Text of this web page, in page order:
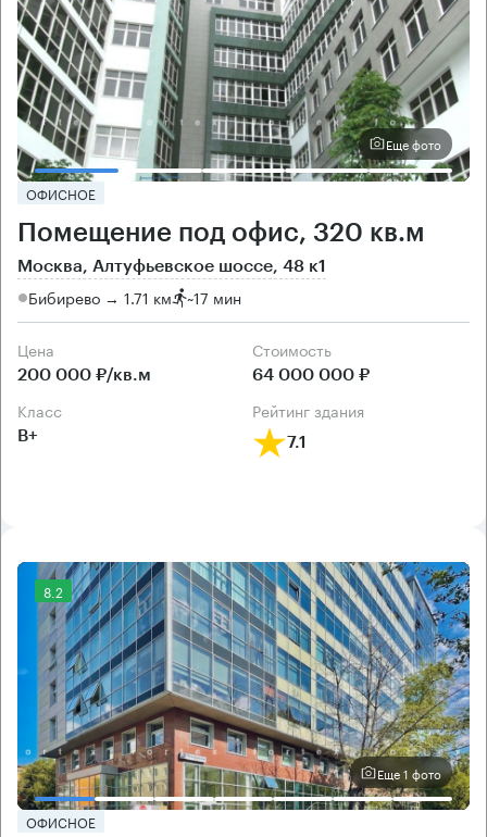
Еще фото
ОФИСНОЕ
Помещение под офис, 320 кв.м
Москва, Алтуфьевское шоссе, 48 к1
Бибирево → 1.71 км ~17 мин
Цена
200 000 ₽/кв.м
Cтоимость
64 000 000 ₽
класс
B+
рейтинг здания
7.1
8.2
Еще 1 фото
ОФИСНОЕ